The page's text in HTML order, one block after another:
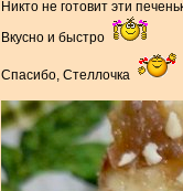
Никто не готовит эти
Вкусно и быстро
Спасибо, Стеллочка